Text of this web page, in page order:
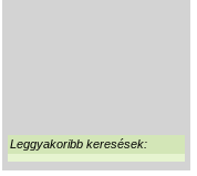
Leggyakoribb keresések: